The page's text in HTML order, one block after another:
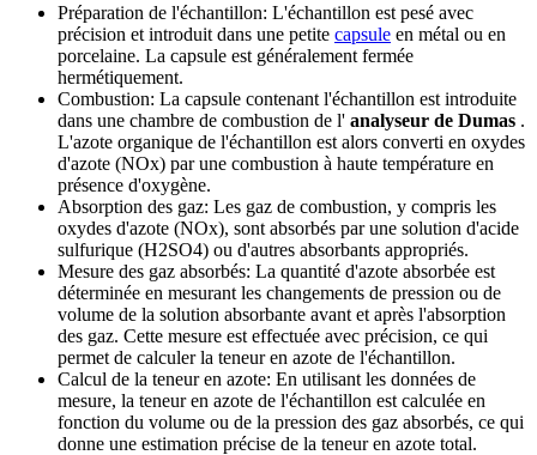
Préparation de l'échantillon: L'échantillon est pesé avec
précision et introduit dans une petite capsule en métal ou en
porcelaine. La capsule est généralement fermée
hermétiquement.
Combustion: La capsule contenant l'échantillon est introduite
dans une chambre de combustion de l' analyseur de Dumas .
L'azote organique de l'échantillon est alors converti en oxydes
d'azote (NOx) par une combustion à haute température en
présence d'oxygène.
Absorption des gaz: Les gaz de combustion, y compris les
oxydes d'azote (NOx), sont absorbés par une solution d'acide
sulfurique (H2SO4) ou d'autres absorbants appropriés.
Mesure des gaz absorbés: La quantité d'azote absorbée est
déterminée en mesurant les changements de pression ou de
volume de la solution absorbante avant et après l'absorption
des gaz. Cette mesure est effectuée avec précision, ce qui
permet de calculer la teneur en azote de l'échantillon.
Calcul de la teneur en azote: En utilisant les données de
mesure, la teneur en azote de l'échantillon est calculée en
fonction du volume ou de la pression des gaz absorbés, ce qui
donne une estimation précise de la teneur en azote total.